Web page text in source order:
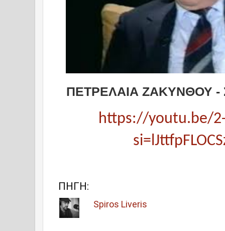
ΠΕΤΡΕΛΑΙΑ ΖΑΚΥΝΘΟΥ
https://youtu.be/2-
ΠΗΓΗ:
Spiros Liveris